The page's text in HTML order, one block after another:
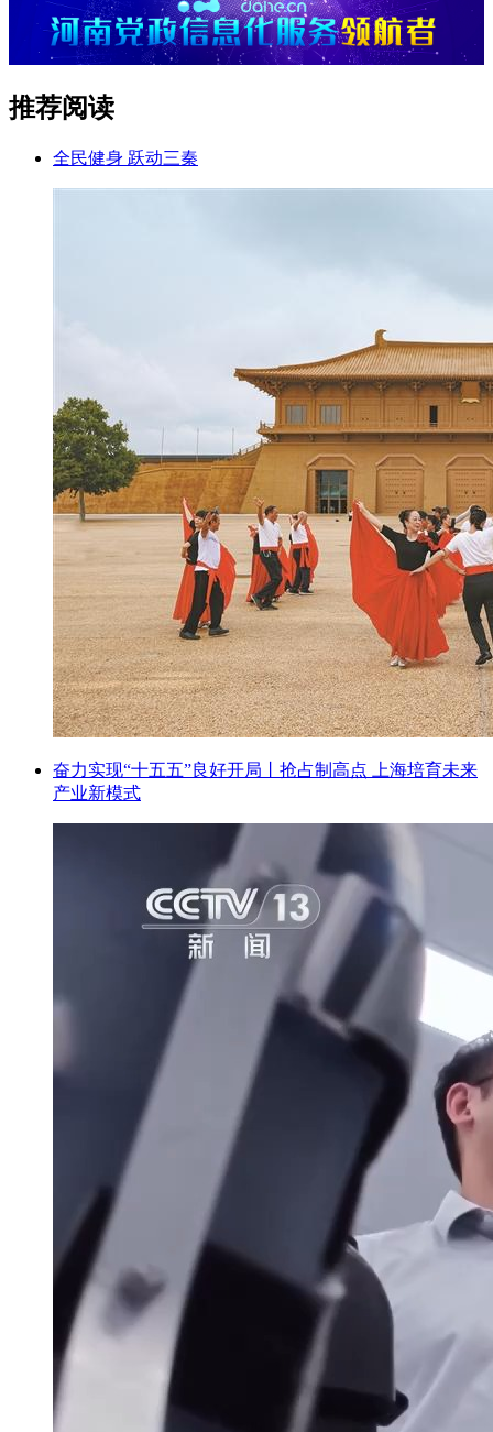
推荐阅读
全民健身 跃动三秦
奋力实现“十五五”良好开局丨抢占制高点 上海培育未来
产业新模式